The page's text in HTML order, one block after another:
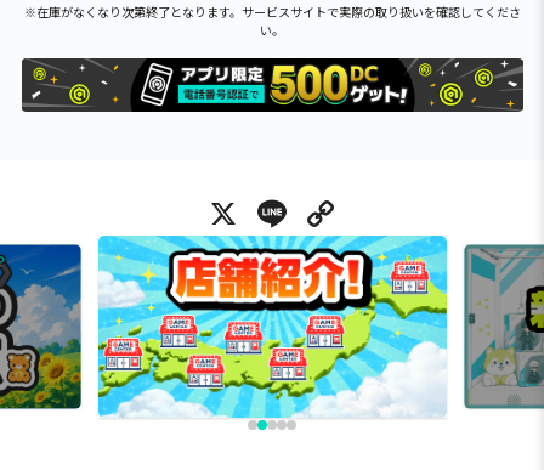
※在庫がなくなり次第終了となります。サービスサイトで実際の取り扱いを確認してくださ
い。
X Line